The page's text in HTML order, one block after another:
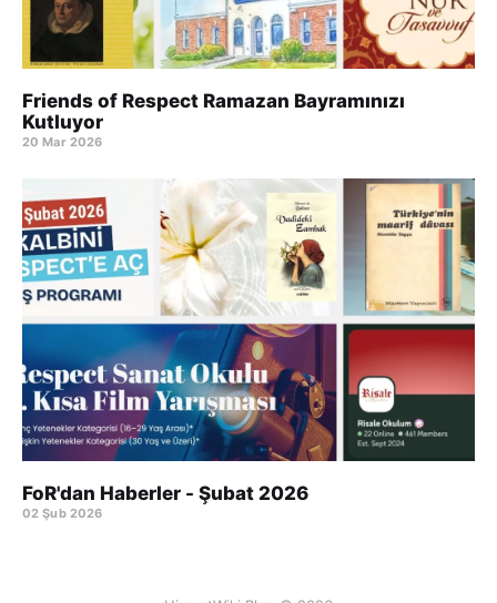
Friends of Respect Ramazan Bayramınızı
Kutluyor
20 Mar 2026
FoR'dan Haberler - Şubat 2026
02 Şub 2026